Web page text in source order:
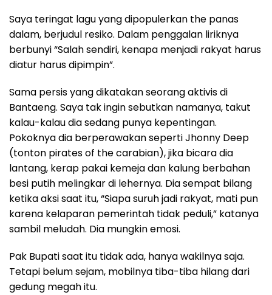
Saya teringat lagu yang dipopulerkan the panas
dalam, berjudul resiko. Dalam penggalan liriknya
berbunyi “Salah sendiri, kenapa menjadi rakyat harus
diatur harus dipimpin”.
Sama persis yang dikatakan seorang aktivis di
Bantaeng. Saya tak ingin sebutkan namanya, takut
kalau-kalau dia sedang punya kepentingan.
Pokoknya dia berperawakan seperti Jhonny Deep
(tonton pirates of the carabian), jika bicara dia
lantang, kerap pakai kemeja dan kalung berbahan
besi putih melingkar di lehernya. Dia sempat bilang
ketika aksi saat itu, “Siapa suruh jadi rakyat, mati pun
karena kelaparan pemerintah tidak peduli,” katanya
sambil meludah. Dia mungkin emosi.
Pak Bupati saat itu tidak ada, hanya wakilnya saja.
Tetapi belum sejam, mobilnya tiba-tiba hilang dari
gedung megah itu.